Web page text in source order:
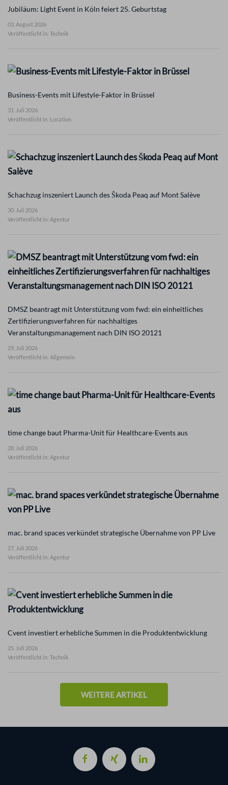
Jubiläum: Light Event in Köln feiert 25. Geburtstag
03. August 2026
Veröffentlicht in: Technik
Business-Events mit Lifestyle-Faktor in Brüssel
31. Juli 2026
Veröffentlicht in: Location
Schachzug inszeniert Launch des Škoda Peaq auf Mont Salève
30. Juli 2026
Veröffentlicht in: Agentur
DMSZ beantragt mit Unterstützung vom fwd: ein einheitliches
Zertifizierungsverfahren für nachhaltiges
Veranstaltungsmanagement nach DIN ISO 20121
29. Juli 2026
Veröffentlicht in: Allgemein
time change baut Pharma-Unit für Healthcare-Events aus
28. Juli 2026
Veröffentlicht in: Agentur
mac. brand spaces verkündet strategische Übernahme von PP Live
27. Juli 2026
Veröffentlicht in: Agentur
Cvent investiert erhebliche Summen in die Produktentwicklung
25. Juli 2026
Veröffentlicht in: Technik
WEITERE ARTIKEL